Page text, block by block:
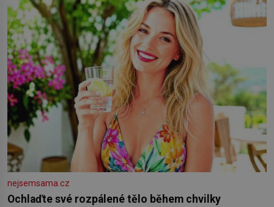
nejsemsama.cz
Ochlaďte své rozpálené tělo během chvilky